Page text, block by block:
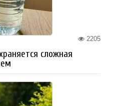
2205
сложная